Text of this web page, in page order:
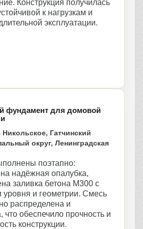
Конструкция получилась
к нагрузкам и
эксплуатации.
фундамент для домовой
Никольское, Гатчинский
округ, Ленинградская
поэтапно:
надёжная опалубка,
заливка бетона М300 с
уровня и геометрии. Смесь
распределена и
что обеспечило прочность и
конструкции.